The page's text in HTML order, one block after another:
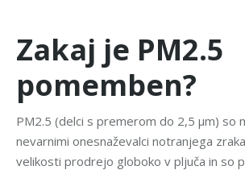
Zakaj je PM2.5
pomemben?
PM2.5 (delci s premerom do 2,5 µm) so
nevarnimi onesnaževalci notranjega
velikosti prodrejo globoko v pljuča in so